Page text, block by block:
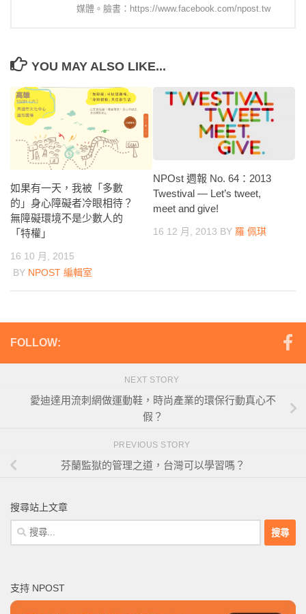
媒體。臉書：https://www.facebook.com/npost.tw
YOU MAY ALSO LIKE...
如果有一天，我被「多數
的」身心障礙者冷眼相待？
無障礙環境不是少數人的
「特權」
16 10 月, 2015
BY NPOST 編輯室
NPOst 週報 No. 64：2013
Twestival — Let’s tweet,
meet and give!
16 12 月, 2013 BY 羅 佩琪
FOLLOW:
NEXT STORY
愛迪達用流刺網做運動鞋，時尚產業的環保行動真心不
假？
PREVIOUS STORY
芬蘭監獄的管理之道，台灣可以學習嗎？
搜尋站上文章
搜
尋
字:
支持 NPOST